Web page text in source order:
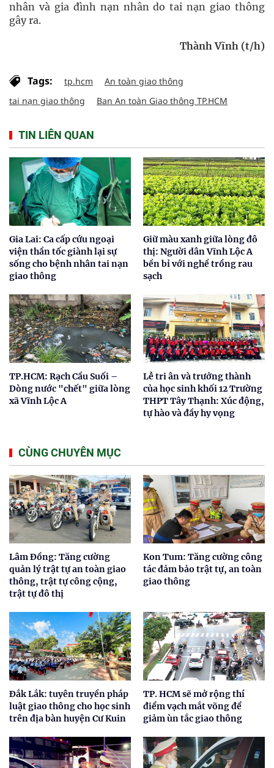
nhân và gia đình nạn nhân do tai nạn giao thông
gây ra.
Thành Vĩnh (t/h)
Tags: tp.hcm
An toàn giao thông
tai nạn giao thông
Ban An toàn Giao thông TP.HCM
TIN LIÊN QUAN
Gia Lai: Ca cấp cứu ngoại
viện thần tốc giành lại sự
sống cho bệnh nhân tai nạn
giao thông
Giữ màu xanh giữa lòng đô
thị: Người dân Vĩnh Lộc A
bền bỉ với nghề trồng rau
sạch
TP.HCM: Rạch Cầu Suối –
Dòng nước "chết" giữa lòng
xã Vĩnh Lộc A
Lễ tri ân và trưởng thành
của học sinh khối 12 Trường
THPT Tây Thạnh: Xúc động,
tự hào và đầy hy vọng
CÙNG CHUYÊN MỤC
Lâm Đồng: Tăng cường
quản lý trật tự an toàn giao
thông, trật tự công cộng,
trật tự đô thị
Kon Tum: Tăng cường công
tác đảm bảo trật tự, an toàn
giao thông
Đắk Lắk: tuyên truyền pháp
luật giao thông cho học sinh
trên địa bàn huyện Cư Kuin
TP. HCM sẽ mở rộng thí
điểm vạch mắt võng để
giảm ùn tắc giao thông